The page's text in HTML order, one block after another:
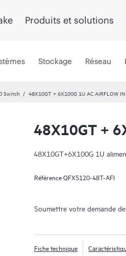
Produits et solutions
Stockage Réseau
Switch 48X10GT + 6X100G 1U AC AIRFLOW IN
48X10GT +
48X10GT+6X100G 1U
RéférenceQFX5120-48T-AFI
Soumettre votre demande
Fiche technique